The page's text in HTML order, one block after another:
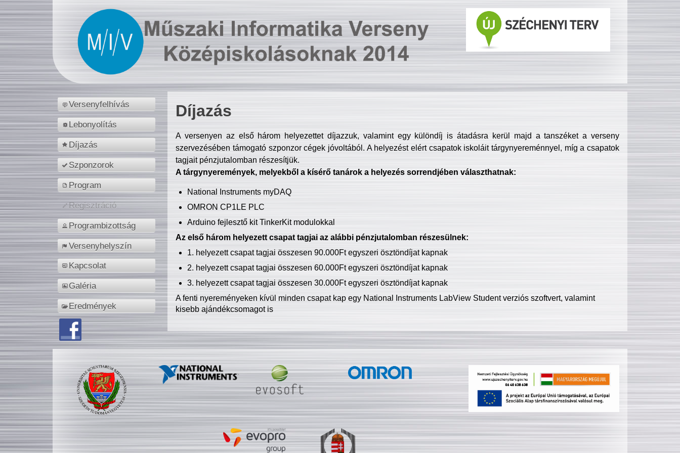
Versenyfelhívás
Lebonyolítás
Díjazás
Szponzorok
Program
Regisztráció
Programbizottság
Versenyhelyszín
Kapcsolat
Galéria
Eredmények
Díjazás
A versenyen az első három helyezettet díjazzuk, valamint egy különdíj is átadásra kerül majd a tanszéket a verseny
szervezésében támogató szponzor cégek jóvoltából. A helyezést elért csapatok iskoláit tárgynyereménnyel, míg a csapatok
tagjait pénzjutalomban részesítjük.
A tárgynyeremények, melyekből a kísérő tanárok a helyezés sorrendjében választhatnak:
National Instruments myDAQ
OMRON CP1LE PLC
Arduino fejlesztő kit TinkerKit modulokkal
Az első három helyezett csapat tagjai az alábbi pénzjutalomban részesülnek:
1. helyezett csapat tagjai összesen 90.000Ft egyszeri ösztöndíjat kapnak
2. helyezett csapat tagjai összesen 60.000Ft egyszeri ösztöndíjat kapnak
3. helyezett csapat tagjai összesen 30.000Ft egyszeri ösztöndíjat kapnak
A fenti nyereményeken kívül minden csapat kap egy National Instruments LabView Student verziós szoftvert, valamint
kisebb ajándékcsomagot is